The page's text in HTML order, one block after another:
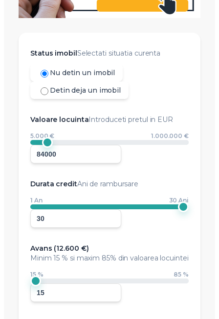
Status imobilSelectati situatia curenta
Nu detin un imobil
Detin deja un imobil
Valoare locuintaIntroduceti pretul in EUR
5.000 € 1.000.000 €
Durata creditAni de rambursare
1 An 30 Ani
Avans (12.600 €)
Minim15 % si maxim 85% din valoarea locuintei
15 % 85 %